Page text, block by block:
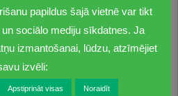
sniega vaļņi, kuri padara
izvilkšanu no laukuma līdz
Tā kā piepildīta konteinera
šādu smagumus celšana pāri
drošu darba izpildi un ir risks
papildus šajā vietnē var tikt
sociālo mediju sīkdatnes. Ja
izmantošanai, lūdzu, atzīmējiet
izvēli:
Apstiprināt visas Noraidīt